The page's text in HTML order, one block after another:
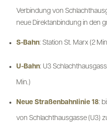
Verbindung von
neue Direktanbindung in den
S-Bahn: Station St. Marx (2
U-Bahn: U3
Min.)
Neue Straßenbahnlinie 18:
von Schlachthausgasse (U3)